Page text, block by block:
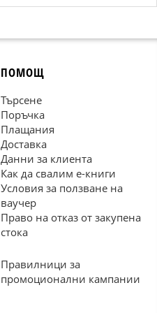
ПОМОЩ
Търсене
Поръчка
Плащания
Доставка
Данни за клиента
Как да свалим е-книги
Условия за ползване на
ваучер
Право на отказ от закупена
стока
Правилници за
промоционални кампании